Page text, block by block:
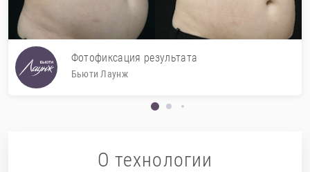
Фотофиксация результата
Бьюти Лаунж
О технологии